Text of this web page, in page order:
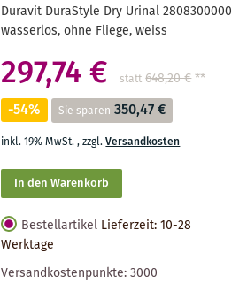
Duravit DuraStyle Dry Urinal 2808300000
wasserlos, ohne Fliege, weiss
297,74 € statt 648,20 €**
-54% Sie sparen 350,47 €
inkl. 19% MwSt.,zzgl.Versandkosten
In den Warenkorb
Bestellartikel Lieferzeit: 10-28
Werktage
Versandkostenpunkte:3000